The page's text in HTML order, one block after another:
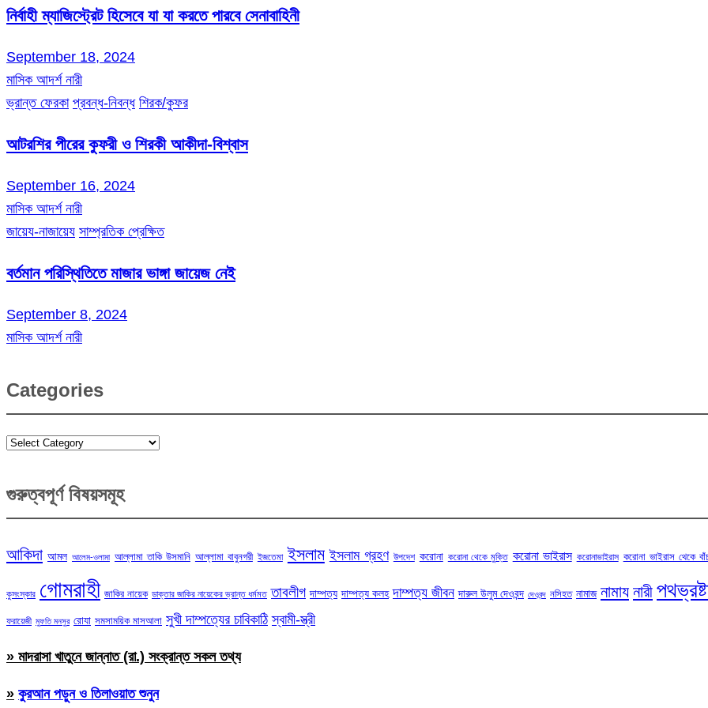
নির্বাহী ম্যাজিস্ট্রেট হিসেবে যা যা করতে পারবে সেনাবাহিনী
September 18, 2024
মাসিক আদর্শ নারী
ভ্রান্ত ফেরকা প্রবন্ধ-নিবন্ধ শিরক/কুফর
আটরশির পীরের কুফরী ও শিরকী আকীদা-বিশ্বাস
September 16, 2024
মাসিক আদর্শ নারী
জায়েয-নাজায়েয সাম্প্রতিক প্রেক্ষিত
বর্তমান পরিস্থিতিতে মাজার ভাঙ্গা জায়েজ নেই
September 8, 2024
মাসিক আদর্শ নারী
Categories
Categories
গুরুত্বপূর্ণ বিষয়সমূহ
আকিদা আমল আলেম-ওলামা আল্লামা তাকি উসমানি আল্লামা বাবুনগরী ইজতেমা ইসলাম ইসলাম গ্রহণ উপদেশ করোনা করোনা থেকে মুক্তি করোনা ভাইরাস করোনাভাইরাস করোনা ভাইরাস থেকে
কুসংস্কার গোমরাহী জাকির নায়েক ডাক্তার জাকির নায়েকের ভ্রান্ত ধর্মমত তাবলীগ দাম্পত্য দাম্পত্য কলহ দাম্পত্য জীবন দারুল উলুম দেওবন্দ দেওবন্দ নসিহত নামাজ নামায নারী
ফরায়েজী মুফতি মনসুর রোযা সমসাময়িক মাসআলা সুখী দাম্পত্যের চাবিকাঠি স্বামী-স্ত্রী
» মাদরাসা খাতুনে জান্নাত (রা.) সংক্রান্ত সকল তথ্য
» কুরআন পড়ুন ও তিলাওয়াত শুনুন